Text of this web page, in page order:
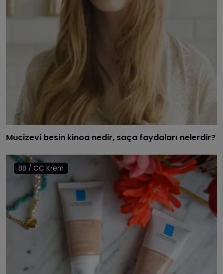
Mucizevi besin kinoa nedir, saça faydaları nelerdir?
BB / CC Krem